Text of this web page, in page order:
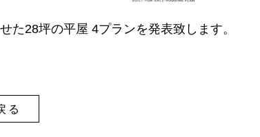
た28坪の平屋 4プランを発表致します。
る